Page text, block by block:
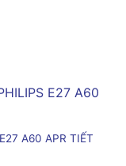
A60 APR TIẾT